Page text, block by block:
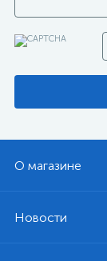
О магазине
Новости